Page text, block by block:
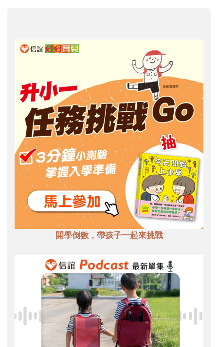
開學倒數，帶孩子一起來挑戰